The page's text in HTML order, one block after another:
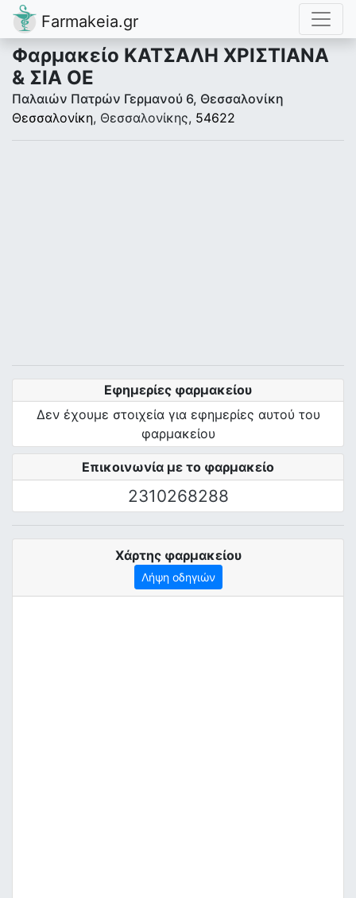
Farmakeia.gr
Φαρμακείο ΚΑΤΣΑΛΗ ΧΡΙΣΤΙΑΝΑ
& ΣΙΑ ΟΕ
Παλαιών Πατρών Γερμανού 6, Θεσσαλονίκη
Θεσσαλονίκη, Θεσσαλονίκης, 54622
Επικοινωνία με το φαρμακείο
2310268288
Εφημερίες φαρμακείου
Δεν έχουμε στοιχεία για εφημερίες αυτού του
φαρμακείου
Χάρτης φαρμακείου
Λήψη οδηγιών